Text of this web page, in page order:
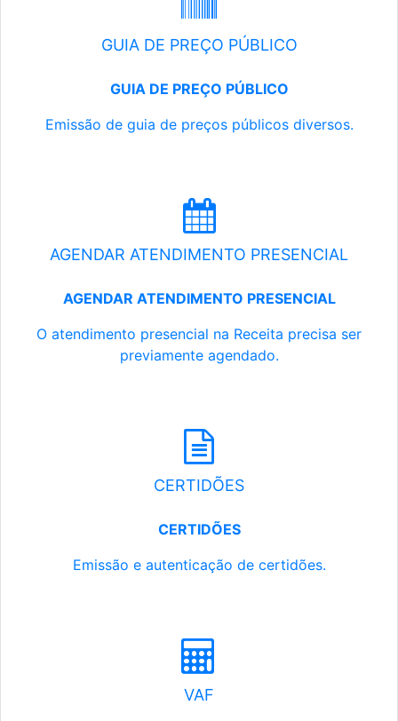
GUIA DE PREÇO PÚBLICO
GUIA DE PREÇO PÚBLICO
Emissão de guia de preços públicos diversos.
AGENDAR ATENDIMENTO PRESENCIAL
AGENDAR ATENDIMENTO PRESENCIAL
O atendimento presencial na Receita precisa ser
previamente agendado.
CERTIDÕES
CERTIDÕES
Emissão e autenticação de certidões.
VAF